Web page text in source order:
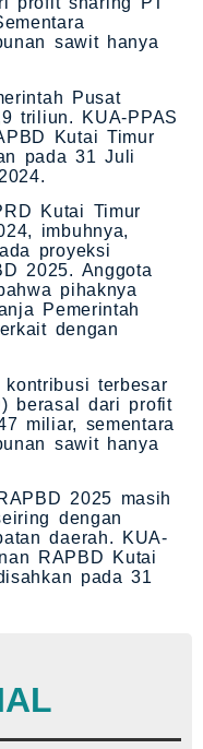
sawit hanya
Pusat
triliun. KUA-PPAS
Kutai Timur
pada 31 Juli
Kutai Timur
imbuhnya,
proyeksi
2025. Anggota
pihaknya
Pemerintah
dengan
terbesar
berasal dari profit
miliar, sementara
sawit hanya
2025 masih
dengan
daerah. KUA-
RAPBD Kutai
pada 31